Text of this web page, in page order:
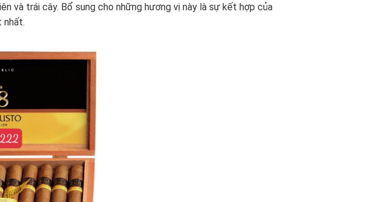
và trái cây. Bổ sung cho những hương vị này là sự kết hợp của
nhất.